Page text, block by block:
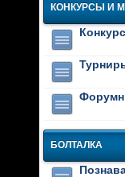
КОНКУРСЫ И
БОЛТАЛКА